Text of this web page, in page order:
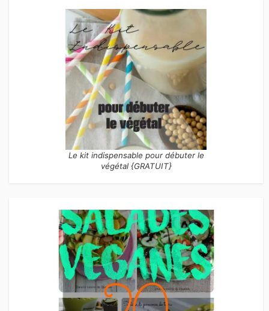
Le kit indispensable pour débuter le
végétal {GRATUIT}